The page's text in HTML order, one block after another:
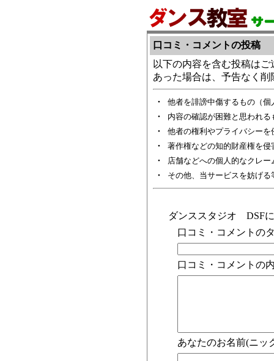
口コミ・コメントの投稿
以下の内容を含む投稿は
あった場合は、予告なく削
・
他者を誹謗中傷するもの（
・
内容の確認が困難と思われ
・
他者の権利やプライバシーを
・
著作権などの知的財産権を侵
・
店舗などへの個人的なクレ
・
その他、当サービスを妨げ
ダンススタジオ DSF
口コミ・コメントの
口コミ・コメントの
あなたのお名前(ニッ